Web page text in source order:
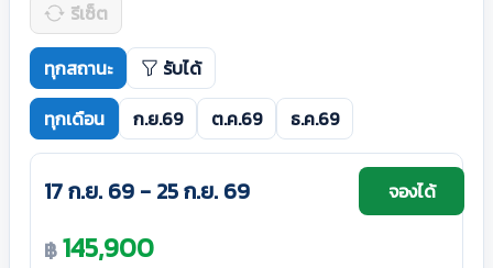
รีเซ็ต
ทุกสถานะ
รับได้
ทุกเดือน
ก.ย.69 ต.ค.69 ธ.ค.69
17 ก.ย. 69 - 25 ก.ย. 69
฿145,900
จองได้